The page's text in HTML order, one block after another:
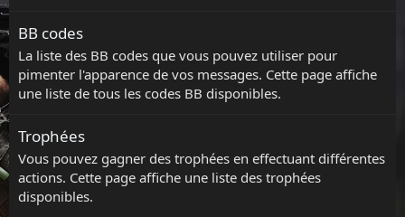
BB codes
La liste des BB codes que vous pouvez utiliser pour
pimenter l'apparence de vos messages. Cette page affiche
une liste de tous les codes BB disponibles.
Trophées
Vous pouvez gagner des trophées en effectuant différentes
actions. Cette page affiche une liste des trophées
disponibles.